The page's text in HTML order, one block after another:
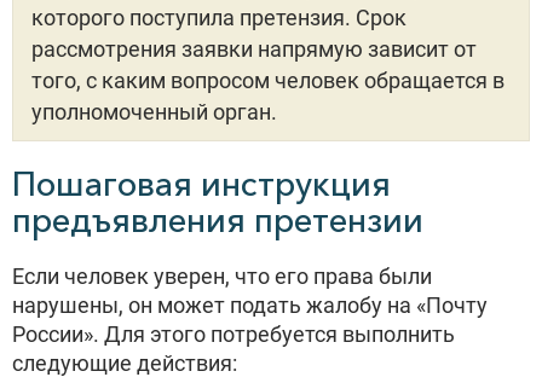
которого поступила претензия. Срок
рассмотрения заявки напрямую зависит от
того, с каким вопросом человек обращается в
уполномоченный орган.
Пошаговая инструкция
предъявления претензии
Если человек уверен, что его права были
нарушены, он может подать жалобу на «Почту
России». Для этого потребуется выполнить
следующие действия: